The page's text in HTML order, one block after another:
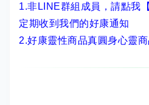
1.非LINE群組成員， 請點我
定期收到我們的好康通知
2.好康靈性商品真圓身心靈